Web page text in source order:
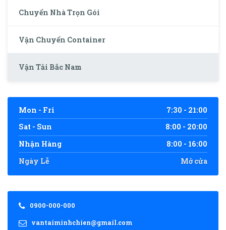
Chuyển Nhà Trọn Gói
Vận Chuyển Container
Vận Tải Bắc Nam
Mon - Fri
7:30 - 21:00
Sat - Sun
8:00 - 20:00
Nhận Hàng
8:00 - 16:00
Ngày Lễ
Mở cửa
0900-000-000
vantaiminhchien@gmail.com